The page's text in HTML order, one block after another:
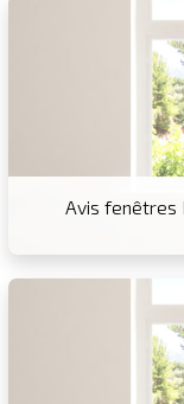
Avis fenêtres